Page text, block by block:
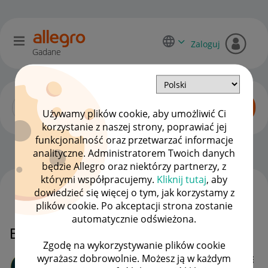
Używamy plików cookie, aby umożliwić Ci
korzystanie z naszej strony, poprawiać jej
funkcjonalność oraz przetwarzać informacje
analityczne. Administratorem Twoich danych
będzie Allegro oraz niektórzy partnerzy, z
którymi współpracujemy. Kliknij tutaj, aby
dowiedzieć się więcej o tym, jak korzystamy z
plików cookie. Po akceptacji strona zostanie
automatycznie odświeżona.
Zgodę na wykorzystywanie plików cookie
wyrażasz dobrowolnie. Możesz ją w każdym
Gadane
Zaloguj
Zaawansowani sprzedawcy OPCJE
Blokada ofert
OutLux
WSZYSTKIE TEMATY